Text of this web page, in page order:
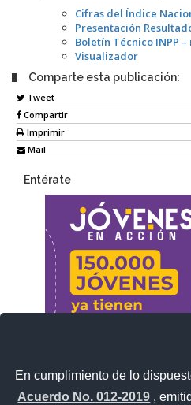
En cumplimiento de lo
Acuerdo No. 012-2019 ,
Cifras del Índice
Presentación
Boletín Técnico INPP –
Visualizador
Comparte esta publicación:
Tweet
Compartir
Imprimir
Mail
Entérate